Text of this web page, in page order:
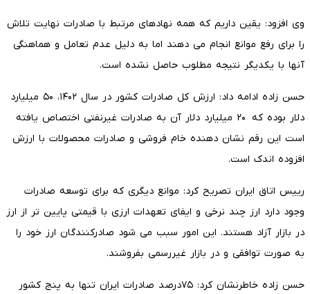
وی افزود: یقین داریم که همه نهادهای مرتبط با صادرات نهایت تلاش
را برای رفع موانع انجام می دهند اما به دلیل عدم تعامل و هماهنگی
آنها با یکدیگر نتیجه مطلوب حاصل نشده است.
حسن زاده ادامه داد: ارزش کل صادرات کشور در سال ۱۴۰۲، ۵۰ میلیارد
دلار بوده که ۲۰ میلیارد دلار آن به صادرات غیرنفتی اختصاص یافته
است این رقم نشان دهنده خام فروشی و صادرات محصولات با ارزش
افزوده اندک است.
رییس اتاق ایران تصریح کرد: موانع دیگری که برای توسعه صادرات
وجود دارد ارز چند نرخی و ایفای تعهدات ارزی با قیمتی پایین تر از ارز
در بازار آزاد هستند. این امور سبب می شود صادرکنندگان ارز خود را
به صورت توافقی و در بازار غیررسمی بفروشند.
حسن زاده خاطرنشان کرد: ۷۵درصد صادرات ایران تنها به پنج کشور